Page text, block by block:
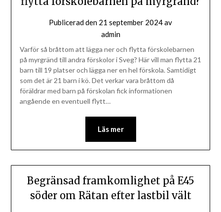
Publicerad den 21 september 2024av
admin
Varför så bråttom att lägga ner och flytta förskolebarnen
på myrgränd till andra förskolor i Sveg? Här vill man flytta 21
barn till 19 platser och lägga ner en hel förskola. Samtidigt
som det är 21 barn i kö. Det verkar vara bråttom då
föräldrar med barn på förskolan fick informationen
angående en eventuell flytt…
Läs mer
Begränsad framkomlighet på E45
söder om Rätan efter lastbil vält